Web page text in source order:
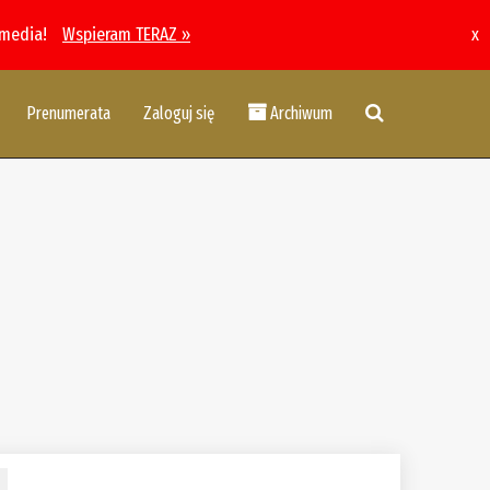
Wspieram TERAZ » x
Prenumerata Zaloguj się Archiwum